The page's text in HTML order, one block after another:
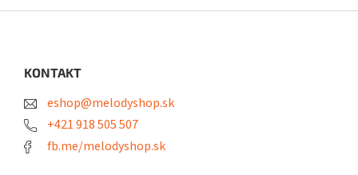
l
KONTAKT
eshop@melodyshop.sk
+421 918 505 507
fb.me/melodyshop.sk